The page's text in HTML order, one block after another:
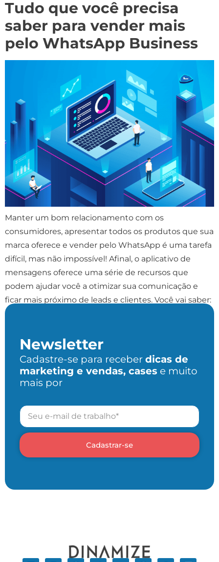
Tudo que você precisa
saber para vender mais
pelo WhatsApp Business
Manter um bom relacionamento com os
consumidores, apresentar todos os produtos que sua
marca oferece e vender pelo WhatsApp é uma tarefa
difícil, mas não impossível! Afinal, o aplicativo de
mensagens oferece uma série de recursos que
podem ajudar você a otimizar sua comunicação e
ficar mais próximo de leads e clientes. Você vai saber:
[…]
Newsletter
Cadastre-se para receber dicas de
marketing e vendas, cases e muito
mais por
Cadastrar-se